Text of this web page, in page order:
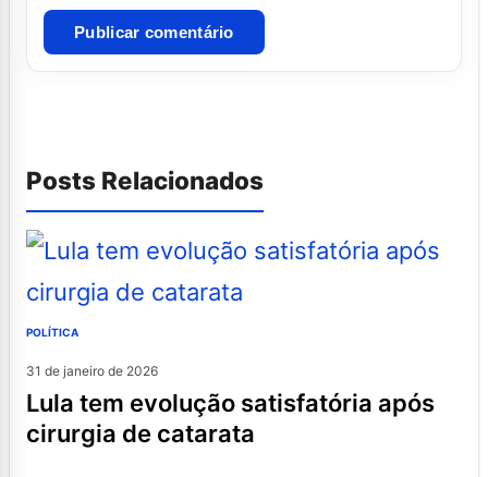
Posts Relacionados
POLÍTICA
31 de janeiro de 2026
lula tem evolução satisfatória após
cirurgia de catarata